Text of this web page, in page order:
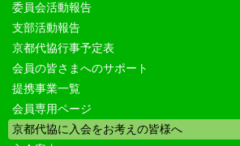
委員会活動報告
支部活動報告
京都代協行事予定表
会員の皆さまへのサポート
提携事業一覧
会員専用ページ
京都代協に入会をお考えの皆様へ